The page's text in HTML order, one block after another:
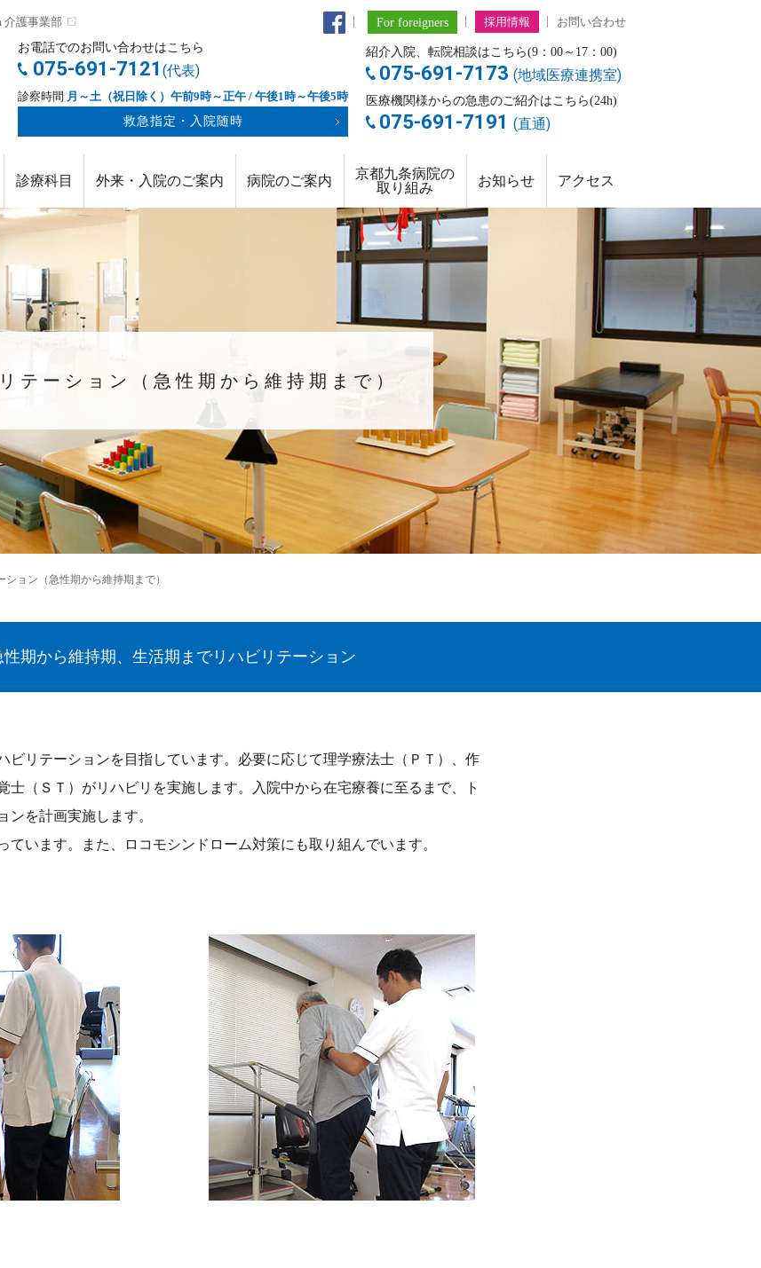
介護事業部 For foreigners 採用情報 お問い合わせ
お電話でのお問い合わせはこちら
075-691-7121 (代表)
診察時間 月～土（祝日除く）午前9時～正午 / 午後1時～午後5時
救急指定・入院随時
紹介入院、転院相談はこちら(9：00～17：00)
075-691-7173 (地域医療連携室)
医療機関様からの急患のご紹介はこちら(24h)
075-691-7191 (直通)
診療科目 外来・入院のご案内 病院のご案内
京都九条病院の
取り組み
お知らせ アクセス
テーション（急性期から維持期まで）
ション（急性期から維持期まで）
性期から維持期、生活期までリハビリテーション
リテーションを目指しています。必要に応じて理学療法士（ＰＴ）、作
士（ＳＴ）がリハビリを実施します。入院中から在宅療養に至るまで、ト
ンを計画実施します。
います。また、ロコモシンドローム対策にも取り組んでいます。